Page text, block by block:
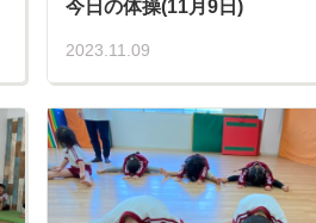
今日の体操(11月9日)
2023.11.09